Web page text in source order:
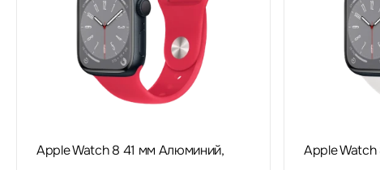
Apple Watch 8 41 мм Алюминий,
Apple